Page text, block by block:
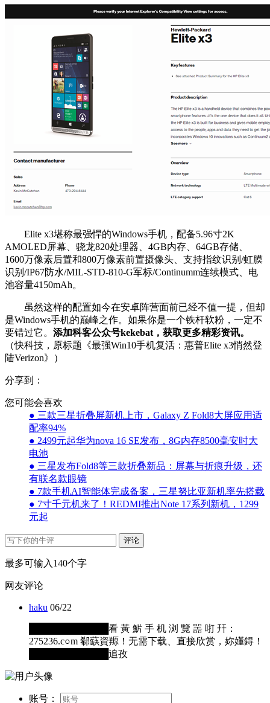
Elite x3堪称最强悍的Windows手机，配备5.96寸2K
AMOLED屏幕、骁龙820处理器、4GB内存、64GB存储、
1600万像素后置和800万像素前置摄像头、支持指纹识别/虹膜
识别/IP67防水/MIL-STD-810-G军标/Continumm连续模式、电
池容量4150mAh。
虽然这样的配置如今在安卓阵营面前已经不值一提，但却
是Windows手机的巅峰之作。如果你是一个铁杆软粉，一定不
要错过它。 添加科客公众号kekebat，获取更多精彩资讯。
（快科技，原标题《最强Win10手机复活：惠普Elite x3悄然登
陆Verizon》）
分享到：
您可能会喜欢
● 三款三星折叠屏新机上市，Galaxy Z Fold8大屏应用适
配率94%
● 2499元起华为nova 16 SE发布，8G内存8500毫安时大
电池
● 三星发布Fold8等三款折叠新品：屏幕与折痕升级，还
有联名款眼镜
● 7款手机AI智能体完成备案，三星努比亚新机率先搭载
● 7寸千元机来了！REDMI推出Note 17系列新机，1299
元起
评论
最多可输入140个字
网友评论
haku 06/22
████████████看 黃 魸 手 机 浏 覽 噐 咑 幵：
275236.c○m 郗蒛資羱！无需下载、直接欣赏，妳嬞鍀！
████████████追孜
账号：